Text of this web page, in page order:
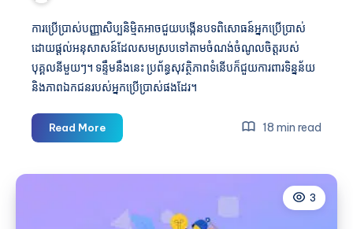
ការប្រើប្រាស់បញ្ញាសិប្បនិម្មិតអាចជួយបង្កើនបទពិសោធន៍អ្នកប្រើប្រាស់
ដោយផ្តល់អនុសាសន៍ដែលសមស្របទៅតាមចំណង់ចំណូលចិត្តរបស់
បុគ្គលនីមួយៗ។ ទន្ទឹមនឹងនេះ ប្រព័ន្ធសុវត្ថិភាពទំនើបក៏ជួយការពារទិន្នន័យ
និងភាពឯកជនរបស់អ្នកប្រើប្រាស់ផងដែរ។
Read Moreកា
ស៊ីណូអនឡាញ៖
មនុស្ស
18 min read
3